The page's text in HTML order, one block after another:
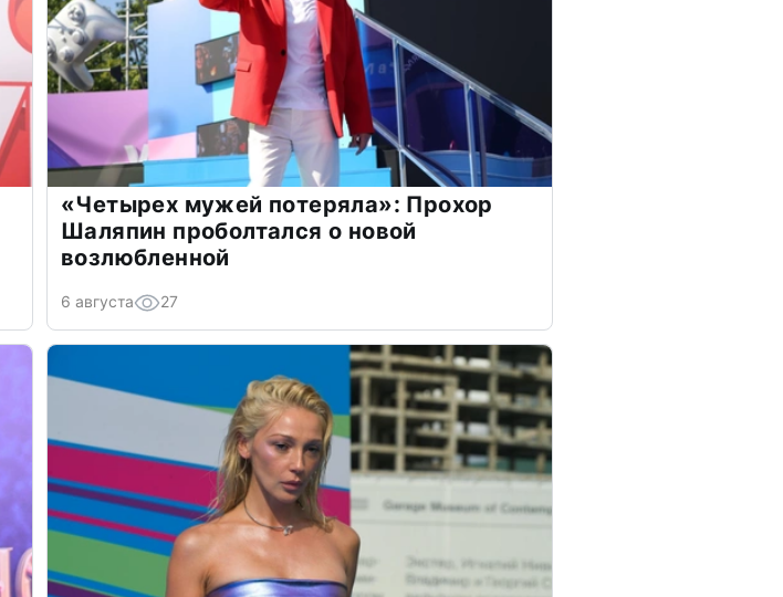
«Четырех мужей потеряла»: Прохор
Шаляпин проболтался о новой
возлюбленной
6 августа 27